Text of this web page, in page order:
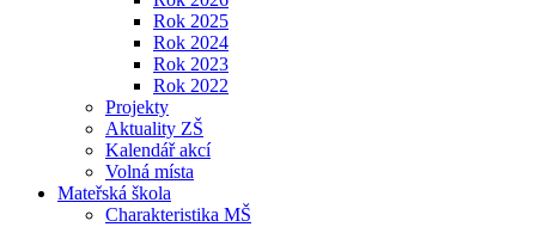
Rok 2025
Rok 2024
Rok 2023
Rok 2022
Projekty
Aktuality ZŠ
Kalendář akcí
Volná místa
Mateřská škola
Charakteristika MŠ